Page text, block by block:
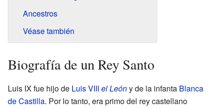
Ancestros
Véase también
Biografía de un Rey Santo
Luis IX fue hijo de Luis VIII el Leóny de la infanta Blanca
de Castilla. Por lo tanto, era primo del rey castellano